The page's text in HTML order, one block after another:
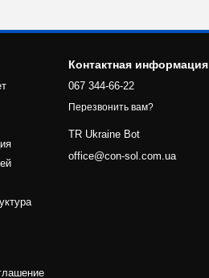
Контактная информация
067 344-66-22
Перезвонить вам?
TR Ukraine Bot
office@con-sol.com.ua